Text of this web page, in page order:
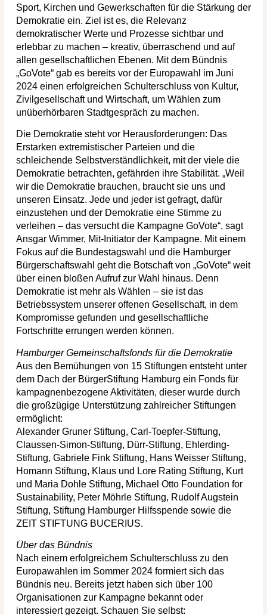
Sport, Kirchen und Gewerkschaften für die Stärkung der
Demokratie ein. Ziel ist es, die Relevanz
demokratischer Werte und Prozesse sichtbar und
erlebbar zu machen – kreativ, überraschend und auf
allen gesellschaftlichen Ebenen. Mit dem Bündnis
„GoVote“ gab es bereits vor der Europawahl im Juni
2024 einen erfolgreichen Schulterschluss von Kultur,
Zivilgesellschaft und Wirtschaft, um Wählen zum
unüberhörbaren Stadtgespräch zu machen.
Die Demokratie steht vor Herausforderungen: Das
Erstarken extremistischer Parteien und die
schleichende Selbstverständlichkeit, mit der viele die
Demokratie betrachten, gefährden ihre Stabilität. „Weil
wir die Demokratie brauchen, braucht sie uns und
unseren Einsatz. Jede und jeder ist gefragt, dafür
einzustehen und der Demokratie eine Stimme zu
verleihen – das versucht die Kampagne GoVote“, sagt
Ansgar Wimmer, Mit-Initiator der Kampagne. Mit einem
Fokus auf die Bundestagswahl und die Hamburger
Bürgerschaftswahl geht die Botschaft von „GoVote“ weit
über einen bloßen Aufruf zur Wahl hinaus. Denn
Demokratie ist mehr als Wählen – sie ist das
Betriebssystem unserer offenen Gesellschaft, in dem
Kompromisse gefunden und gesellschaftliche
Fortschritte errungen werden können.
Hamburger Gemeinschaftsfonds für die Demokratie
Aus den Bemühungen von 15 Stiftungen entsteht unter
dem Dach der BürgerStiftung Hamburg ein Fonds für
kampagnenbezogene Aktivitäten, dieser wurde durch
die großzügige Unterstützung zahlreicher Stiftungen
ermöglicht:
Alexander Gruner Stiftung, Carl-Toepfer-Stiftung,
Claussen-Simon-Stiftung, Dürr-Stiftung, Ehlerding-
Stiftung, Gabriele Fink Stiftung, Hans Weisser Stiftung,
Homann Stiftung, Klaus und Lore Rating Stiftung, Kurt
und Maria Dohle Stiftung, Michael Otto Foundation for
Sustainability, Peter Möhrle Stiftung, Rudolf Augstein
Stiftung, Stiftung Hamburger Hilfsspende sowie die
ZEIT STIFTUNG BUCERIUS.
Über das Bündnis
Nach einem erfolgreichem Schulterschluss zu den
Europawahlen im Sommer 2024 formiert sich das
Bündnis neu. Bereits jetzt haben sich über 100
Organisationen zur Kampagne bekannt oder
interessiert gezeigt. Schauen Sie selbst: